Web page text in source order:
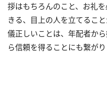
拶はもちろんのこと、お礼
きる、目上の人を立てるこ
儀正しいことは、年配者か
ら信頼を得ることにも繋がり